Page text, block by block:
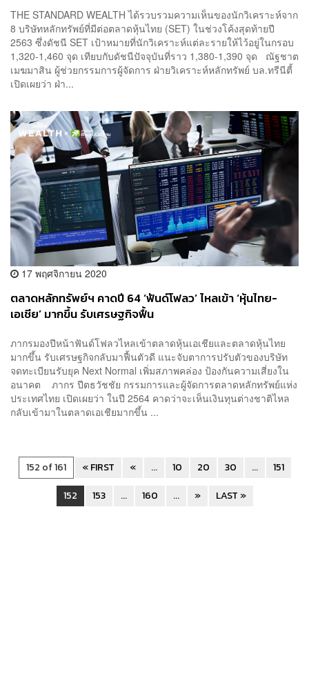
THE STANDARD WEALTH ได้รวบรวมความเห็นของนักวิเคราะห์จาก
8 บริษัทหลักทรัพย์ที่มีต่อตลาดหุ้นไทย (SET) ในช่วงโค้งสุดท้ายปี
2563 ซึ่งดัชนี SET เป้าหมายที่นักวิเคราะห์แต่ละรายให้ไว้อยู่ในกรอบ
1,320-1,460 จุด เทียบกับดัชนีปัจจุบันที่ราว 1,380-1,390 จุด ณัฐชาต
เมฆมาสิน ผู้ช่วยกรรมการผู้จัดการ ฝ่ายวิเคราะห์หลักทรัพย์ บล.ทรีนีตี้
เปิดเผยว่า ฝ่า...
17 พฤศจิกายน 2020
ตลาดหลักทรัพย์ฯ คาดปี 64 ‘ฟันด์โฟลว’ ไหลเข้า ‘หุ้นไทย-
เอเชีย’ มากขึ้น รับเศรษฐกิจฟื้น
ภากรมองปีหน้าฟันด์โฟลวไหลเข้าตลาดหุ้นเอเชียและตลาดหุ้นไทย
มากขึ้น รับเศรษฐกิจกลับมาฟื้นตัวดี แนะจับตาการปรับตัวของบริษัท
จดทะเบียนรับยุค Next Normal เพิ่มสภาพคล่อง ป้องกันความเสี่ยงใน
อนาคต ภากร ปีตธวัชชัย กรรมการและผู้จัดการตลาดหลักทรัพย์แห่ง
ประเทศไทย เปิดเผยว่า ในปี 2564 คาดว่าจะเห็นเงินทุนต่างชาติไหล
กลับเข้ามาในตลาดเอเชียมากขึ้น ...
152 of 161 « FIRST « ... 10 20 30 ...
151
152
153 ... 160 ... » LAST »